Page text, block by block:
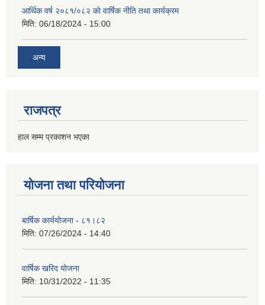
आर्थिक वर्ष २०८१/०८२ काे वार्षिक नीति तथा कार्यक्रम
मिति: 06/18/2024 - 15:00
अन्य
राजपत्र
हाल सम्म प्रकाशन भएका
योजना तथा परियोजना
बार्षिक कार्ययोजना - ८१।८२
मिति: 07/26/2024 - 14:40
वार्षिक खरिद योजना
मिति: 10/31/2022 - 11:35